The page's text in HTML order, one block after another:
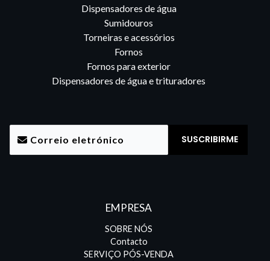
Dispensadores de água
Sumidouros
Torneiras e acessórios
Fornos
Fornos para exterior
Dispensadores de água e trituradores
EMPRESA
SOBRE NÓS
Contacto
SERVIÇO PÓS-VENDA